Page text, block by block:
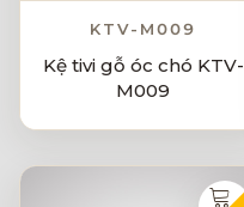
KTV-M009
Kệ tivi gỗ óc chó KTV-
M009